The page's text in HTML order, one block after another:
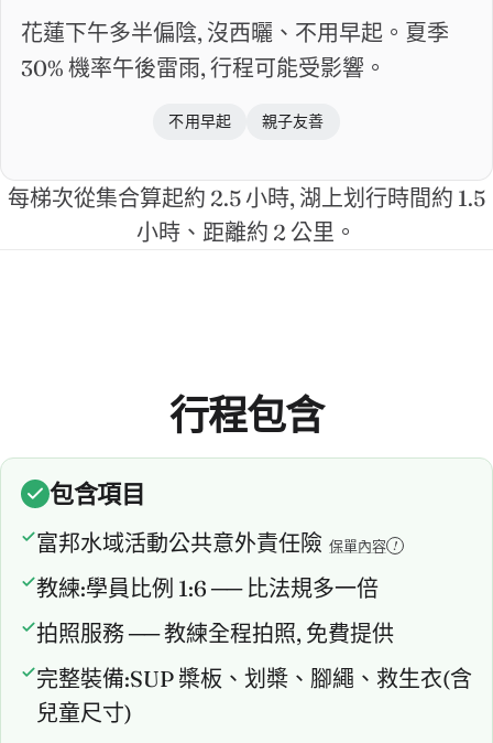
花蓮下午多半偏陰, 沒西曬、不用早起。夏季
30% 機率午後雷雨, 行程可能受影響。
不用早起 親子友善
每梯次從集合算起約 2.5 小時, 湖上划行時間約 1.5
小時、距離約 2 公里。
行程包含
包含項目
富邦水域活動公共意外責任險 保單內容 !
教練:學員比例 1:6 ── 比法規多一倍
拍照服務 ── 教練全程拍照, 免費提供
完整裝備:SUP 槳板、划槳、腳繩、救生衣(含
兒童尺寸)